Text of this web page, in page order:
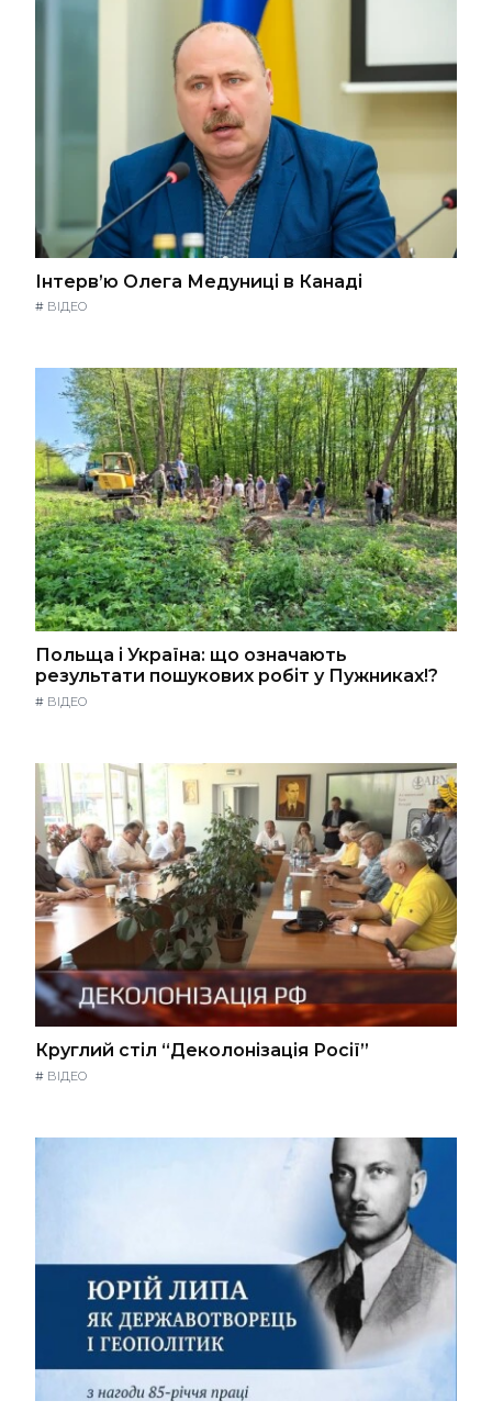
Інтерв’ю Олега Медуниці в Канаді
# ВІДЕО
Польща і Україна: що означають
результати пошукових робіт у Пужниках!?
# ВІДЕО
Круглий стіл “Деколонізація Росії”
# ВІДЕО